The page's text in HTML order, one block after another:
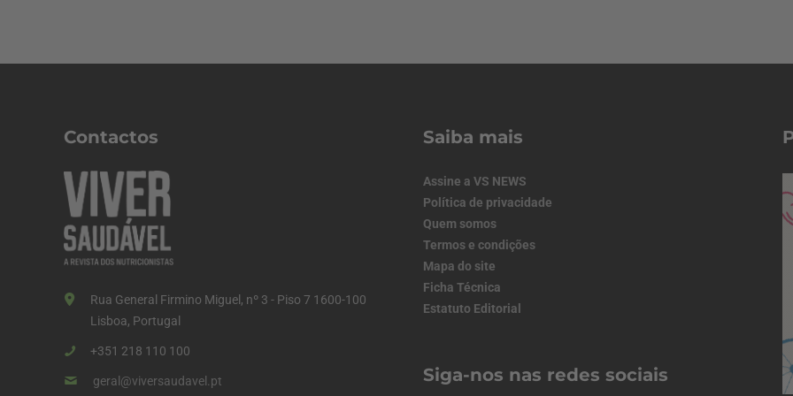
Contactos
Rua General Firmino Miguel, nº 3 - Piso 7 1600-100
Lisboa, Portugal
+351 218 110 100
geral@viversaudavel.pt
Saiba mais
Assine a VS NEWS
Política de privacidade
Quem somos
Termos e condições
Mapa do site
Ficha Técnica
Estatuto Editorial
Siga-nos nas redes sociais